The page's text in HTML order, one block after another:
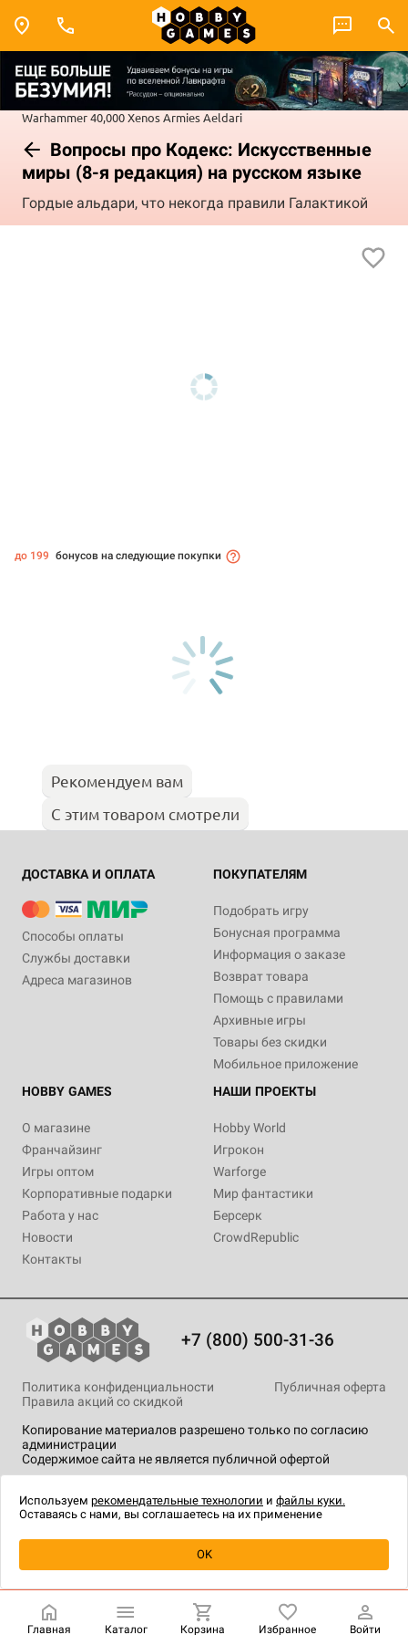
Warhammer 40,000Xenos ArmiesAeldari
Вопросы про Кодекс: Искусственные
миры (8-я редакция) на русском языке
Гордые альдари, что некогда правили Галактикой
Уведомить о наличии
до 199 бонусов на следующие покупки
Рекомендуем вам
С этим товаром смотрели
ДОСТАВКА И ОПЛАТА
Способы оплаты
Службы доставки
Адреса магазинов
ПОКУПАТЕЛЯМ
Подобрать игру
Бонусная программа
Информация о заказе
Возврат товара
Помощь с правилами
Архивные игры
Товары без скидки
Мобильное приложение
HOBBY GAMES
О магазине
Франчайзинг
Игры оптом
Корпоративные подарки
Работа у нас
Новости
Контакты
НАШИ ПРОЕКТЫ
Hobby World
Игрокон
Warforge
Мир фантастики
Берсерк
CrowdRepublic
+7 (800) 500-31-36
Копирование материалов разрешено только по согласию
администрации
Содержимое сайта не является публичной офертой
Политика конфиденциальности
Публичная оферта
Правила акций со скидкой
технологии.
Главная Каталог Корзина Избранное Войти
Используем рекомендательные технологии и файлы куки.
Оставаясь с нами, вы соглашаетесь на их применение
OK